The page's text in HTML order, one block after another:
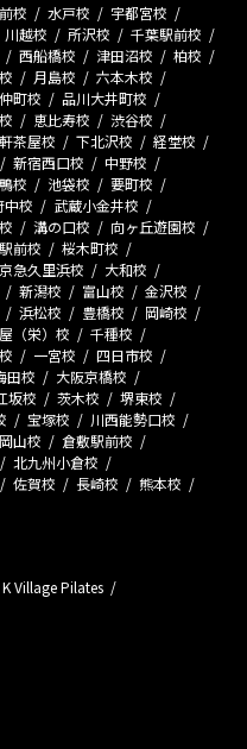
校 水戸校
宇都宮校
川越校 所沢校
千葉駅前校
西船橋校 津田沼校
柏校
月島校
六本木校
町校
品川大井町校
恵比寿校
渋谷校
茶屋校 下北沢校
経堂校
新宿西口校
中野校
校 池袋校
要町校
中校
武蔵小金井校
溝の口校
向ヶ丘遊園校
前校
桜木町校
京急久里浜校
大和校
新潟校 富山校
金沢校
浜松校 豊橋校
岡崎校
（栄）校
千種校
一宮校
四日市校
田校
大阪京橋校
坂校 茨木校
堺東校
宝塚校
川西能勢口校
岡山校
倉敷駅前校
北九州小倉校
佐賀校 長崎校
熊本校
K Village Pilates